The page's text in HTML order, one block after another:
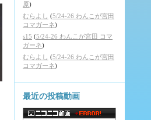
原)
むらよし (5/24-26 わんこが宮田
コマガーネ)
s15 (5/24-26 わんこが宮田 コマ
ガーネ)
むらよし (5/24-26 わんこが宮田
コマガーネ)
最近の投稿動画